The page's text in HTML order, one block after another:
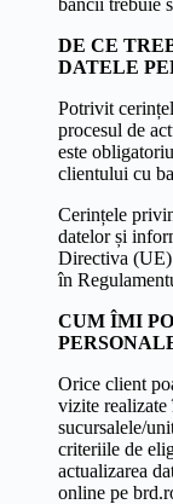
DE CE
DATELE
Potrivit
procesul de
este
clientului cu
Cerințele
datelor și
Directiva
în
CUM ÎMI
Orice client
vizite realizate
sucursalele/
criteriile de
actualizarea
online pe